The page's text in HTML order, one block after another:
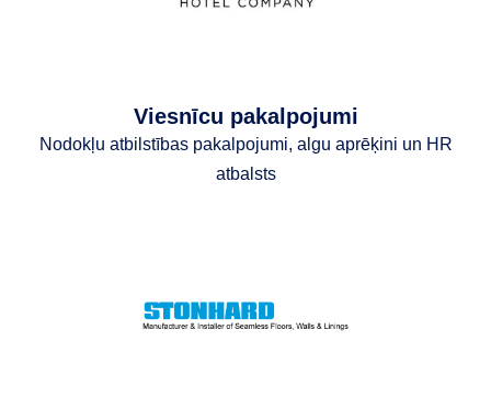
Viesnīcu pakalpojumi
Nodokļu atbilstības pakalpojumi, algu aprēķini un HR
atbalsts